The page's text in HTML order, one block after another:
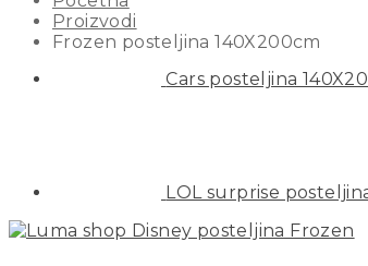
Proizvodi
Frozen posteljina 140X200cm
Cars posteljina
LOL surprise